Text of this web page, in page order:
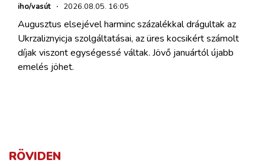
iho/vasút · 2026.08.05. 16:05
Augusztus elsejével harminc százalékkal drágultak az
Ukrzaliznyicja szolgáltatásai, az üres kocsikért számolt
díjak viszont egységessé váltak. Jövő januártól újabb
emelés jöhet.
RÖVIDEN